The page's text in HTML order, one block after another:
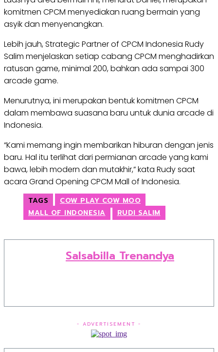
komitmen CPCM menyediakan ruang bermain yang
asyik dan menyenangkan.
Lebih jauh, Strategic Partner of CPCM Indonesia Rudy
Salim menjelaskan setiap cabang CPCM menghadirkan
ratusan game, minimal 200, bahkan ada sampai 300
arcade game.
Menurutnya, ini merupakan bentuk komitmen CPCM
dalam membawa suasana baru untuk dunia arcade di
Indonesia.
“Kami memang ingin membarikan hiburan dengan jenis
baru. Hal itu terlihat dari permianan arcade yang kami
bawa, lebih modern dan mutakhir,” kata Rudy saat
acara Grand Opening CPCM Mall of Indonesia.
TAGS
COW PLAY COW MOO
MALL OF INDONESIA
RUDI SALIM
Salsabilla Trenandya
- ADVERTISEMENT -